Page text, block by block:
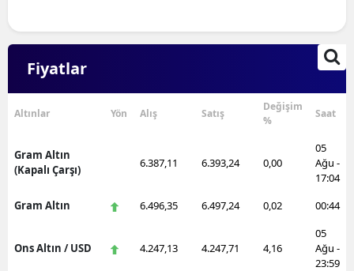
Fiyatlar
Altınlar Yön Alış Satış
Değişim
%
Saat
Gram Altın
(Kapalı Çarşı)
6.387,11 6.393,24 0,00
05
Ağu -
17:04
Gram Altın
6.496,35 6.497,24 0,02 00:44
Ons Altın / USD 4.247,13 4.247,71 4,16
05
Ağu -
23:59